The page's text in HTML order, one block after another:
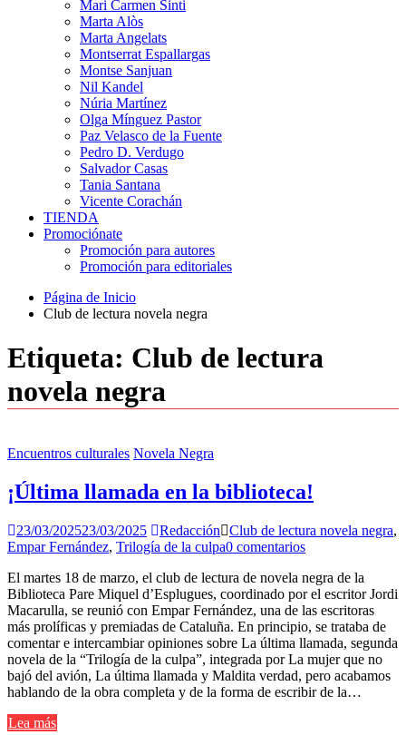
Mari Carmen Sinti
Marta Alòs
Marta Angelats
Montserrat Espallargas
Montse Sanjuan
Nil Kandel
Núria Martínez
Olga Mínguez Pastor
Paz Velasco de la Fuente
Pedro D. Verdugo
Salvador Casas
Tania Santana
Vicente Corachán
TIENDA
Promociónate
Promoción para autores
Promoción para editoriales
Página de Inicio
Club de lectura novela negra
Etiqueta: Club de lectura
novela negra
Encuentros culturales Novela Negra
¡Última llamada en la biblioteca!
23/03/202523/03/2025 Redacción Club de lectura novela negra,
Empar Fernández, Trilogía de la culpa0 comentarios
El martes 18 de marzo, el club de lectura de novela negra de la
Biblioteca Pare Miquel d’Esplugues, coordinado por el escritor Jordi
Macarulla, se reunió con Empar Fernández, una de las escritoras
más prolíficas y premiadas de Cataluña. En principio, se trataba de
comentar e intercambiar opiniones sobre La última llamada, segunda
novela de la “Trilogía de la culpa”, integrada por La mujer que no
bajó del avión, La última llamada y Maldita verdad, pero acabamos
hablando de la obra completa y de la forma de escribir de la…
Lea más